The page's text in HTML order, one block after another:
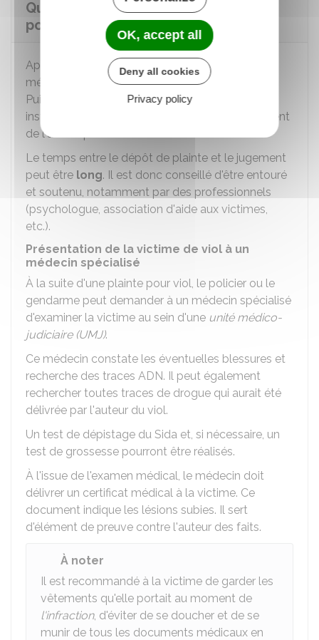
Que se passe-t-il après une plainte
pour viol ?
Après la plainte, la victime est présentée à un
médecin spécialisé qui constate ses blessures.
Puis, la procédure débute : une enquête et une
instruction ont lieu et peuvent aboutir au jugement
de l'auteur présumé des faits.
Le temps entre le dépôt de plainte et le jugement
peut être long. Il est donc conseillé d'être entouré
et soutenu, notamment par des professionnels
(psychologue, association d'aide aux victimes,
etc.).
Présentation de la victime de viol à un
médecin spécialisé
À la suite d'une plainte pour viol, le policier ou le
gendarme peut demander à un médecin spécialisé
d'examiner la victime au sein d'une unité médico-
judiciaire (UMJ).
Ce médecin constate les éventuelles blessures et
recherche des traces ADN. Il peut également
rechercher toutes traces de drogue qui aurait été
délivrée par l'auteur du viol.
​​Un test de dépistage du Sida et, si nécessaire, un
test de grossesse pourront être réalisés.​
À l'issue de l'examen médical, le médecin doit
délivrer un certificat médical à la victime. Ce
document indique les lésions subies. Il sert
d'élément de preuve contre l'auteur des faits.
À noter
Il est recommandé à la victime de garder les
vêtements qu'elle portait au moment de
l'infraction, d'éviter de se doucher et de se
munir de tous les documents médicaux en
OK, accept all
Deny all cookies
Privacy policy